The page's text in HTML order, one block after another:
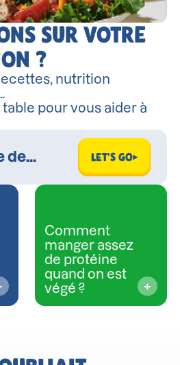
SUR VOTRE
?
nutrition
pour vous aider à
LET'S GO
Comment
manger assez
de protéine
quand on est
végé ?